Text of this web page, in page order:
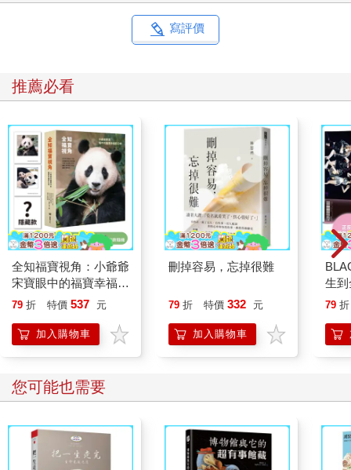
寫評價
推薦必看
全知福寶視角：小爺爺
宋寶眼中的福寶幸福肥
日常（首刷限量贈：拍
79 折 特價 537 元
加入購物車
刪掉容易，忘掉很難
79 折 特價 332 元
加入購物車
生
世
奇！
79 折
您可能也需要